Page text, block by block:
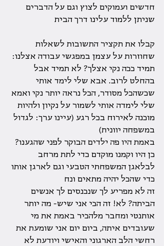
חדשים ועמוקים לצוץ וגם על הדברים
שניתן ללמוד עלינו דרך הבית
קבלו את תקציר התשובות לשאלות
שחוזרות על עצמן במפגשי עבודה אצלנו:
תמיד ככה נקי אצלך? לא תמיד אבל
בהחלט לרוב. אבא שלי לימד אותי
שכשהכל מסודר, הכל נראה יותר נקי ואמא
שלי לימדה אותי לשמור על נקיון ולהיות
מוכנה לאירוח בכל רגע (עיינו ערך: לגדול
במשפחה יוונית)
באמת היו פה ילדים הבוקר לפני שהגענו?
כן היו וקמנו מוקדם כדי לתת מרחב
לבלאגן המשפחתי הטבעי וגם לארגן אותו
כדי שהכל יהיה מתאים ונח
זה לא מפריע לך שנכנסים לך אנשים
הביתה? לא! זה הכי אני שיש- מה יותר
אותנטי ומחבר מלהכיר באמת את מי
שעובדים איתה, ביום יום אני שומעת את
רחשי הלב הארגוני והאישי ויודעת לא